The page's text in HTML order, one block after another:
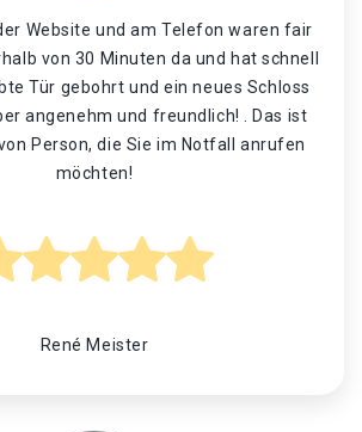
Website und am Telefon waren fair
von 30 Minuten da und hat schnell
Tür gebohrt und ein neues Schloss
angenehm und freundlich! . Das ist
Person, die Sie im Notfall anrufen
möchten!
René Meister